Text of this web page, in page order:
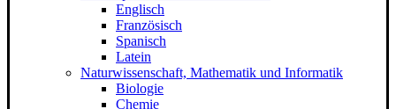
Englisch
Französisch
Spanisch
Latein
Naturwissenschaft, Mathematik und Informatik
Biologie
Chemie